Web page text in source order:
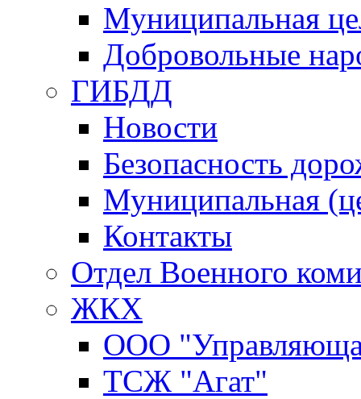
Муниципальная
Добровольные
ГИБДД
Новости
Безопасность
Муниципальная
Контакты
Отдел Военного
ЖКХ
ООО
ТСЖ "Агат"